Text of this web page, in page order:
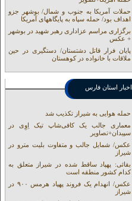
حملات آمریکا به جنوب و شمال/ بوشهر جزو
اهداف بود/ حمله سپاه به پایگاههای آمریکا
برگزاری مراسم عزاداری رهبر شهید در بوشهر
+ عکس
پایان فرار قاتل دشتستان/ دستگیری در حین
ملاقات با خانواده در کوهستان
اخبار استان فارس
حمله هوایی به شیراز تکذیب شد
معماری جالب یک کافی‌شاپ تیک اِوِی در
سپیدان+تصاویر
عکس/ شمایل جالب و متفاوت بلیت مترو در
شیراز
بقائی: پهپاد ساقط شده در شیراز متعلق به
کدام کشور منطقه است
عکس/ انهدام یک فروند پهپاد هرمس ۹۰۰ در
شیراز